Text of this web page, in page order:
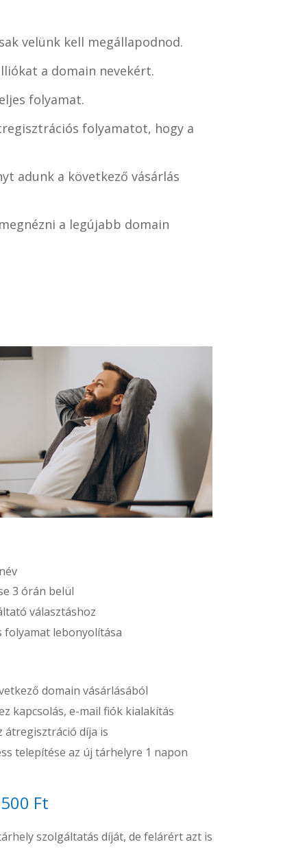
velünk kell megállapodnod.
a domain nevekért.
folyamat.
folyamatot, hogy a
adunk a következő vásárlás
a legújabb domain
3 órán belül
választáshoz
folyamat lebonyolítása
domain vásárlásából
kapcsolás, e-mail fiók kialakítás
átregisztráció díja is
telepítése az új tárhelyre 1 napon
Ft
szolgáltatás díját, de felárért azt is